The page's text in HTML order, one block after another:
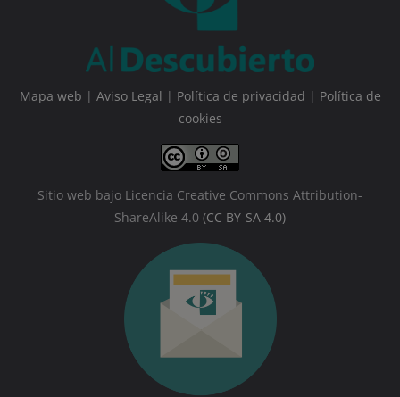
Mapa web | Aviso Legal | Política de privacidad | Política de
cookies
Sitio web bajo Licencia Creative Commons Attribution-
ShareAlike 4.0 (CC BY-SA 4.0)